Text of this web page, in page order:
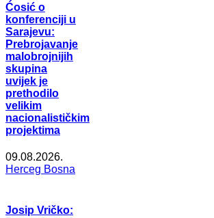
Ćosić o
konferenciji u
Sarajevu:
Prebrojavanje
malobrojnijih
skupina
uvijek je
prethodilo
velikim
nacionalističkim
projektima
09.08.2026.
Herceg Bosna
Josip Vričko: